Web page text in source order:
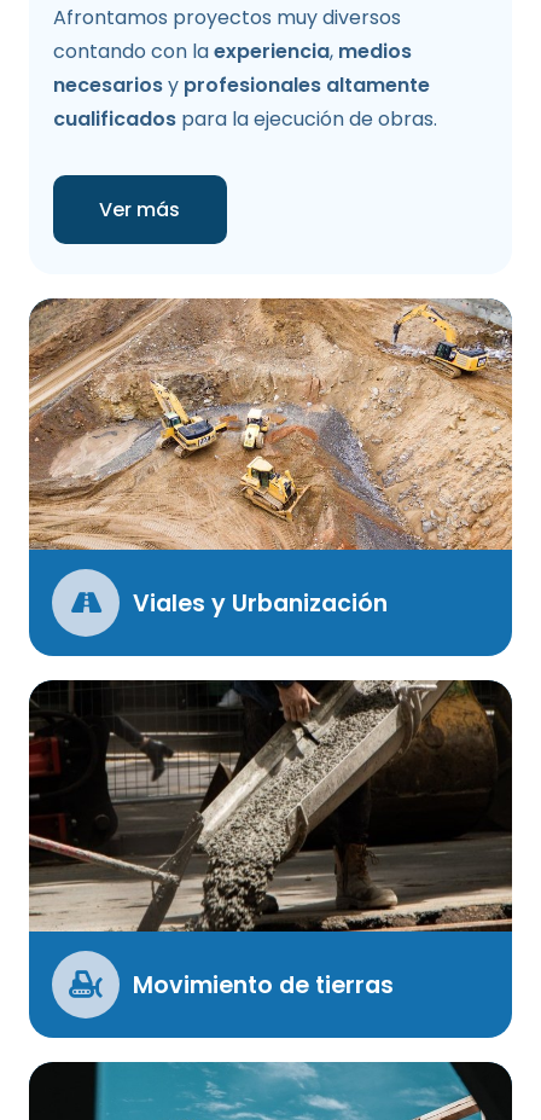
Afrontamos proyectos muy diversos
contando con laexperiencia, medios
necesariosy profesionales altamente
cualificados para la ejecución de obras.
Ver más
Viales y Urbanización
Movimiento de tierras